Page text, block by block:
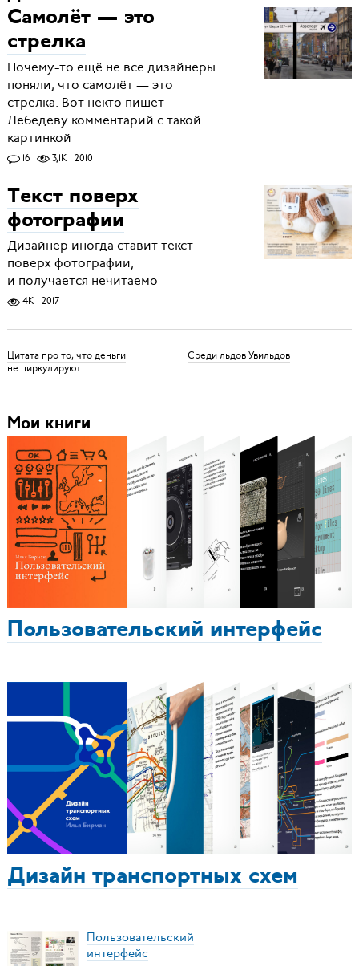
Самолёт — это
стрелка
Почему-то ещё не все дизайнеры
поняли, что самолёт — это
стрелка. Вот некто пишет
Лебедеву комментарий с такой
картинкой
16 3,1K 2010
Текст поверх
фотографии
Дизайнер иногда ставит текст
поверх фотографии,
и получается нечитаемо
4K 2017
Цитата про то, что деньги
не циркулируют
Среди льдов Увильдов
Мои книги
Пользовательский интерфейс
Дизайн транспортных схем
Пользовательский
интерфейс